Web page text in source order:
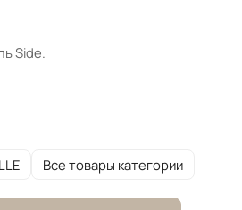
Side.
Все товары категории